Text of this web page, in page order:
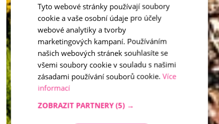
prostoru.
inspirace - Vymývaný kámen
CZECH
Tyto webové stránky používají soubory
cookie a vaše osobní údaje pro účely
webové analytiky a tvorby
marketingových kampaní. Používáním
našich webových stránek souhlasíte se
všemi soubory cookie v souladu s našimi
zásadami používání souborů cookie. Více
informací
ZOBRAZIT PARTNERY (5) →